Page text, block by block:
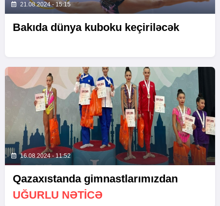
21.08.2024 - 15:15
Bakıda dünya kuboku keçiriləcək
16.08.2024 - 11:52
Qazaxıstanda gimnastlarımızdan
UĞURLU NƏTICƏ